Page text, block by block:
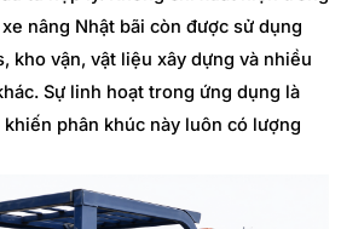
nâng Nhật bãi còn được sử dụng
kho vận, vật liệu xây dựng và nhiều
Sự linh hoạt trong ứng dụng là
phân khúc này luôn có lượng